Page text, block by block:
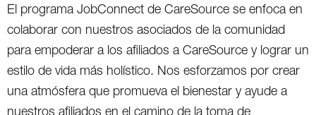
El programa JobConnect de CareSource se enfoca en
colaborar con nuestros asociados de la comunidad
para empoderar a los afiliados a CareSource y lograr un
estilo de vida más holístico. Nos esforzamos por crear
una atmósfera que promueva el bienestar y ayude a
nuestros afiliados en el camino de la toma de